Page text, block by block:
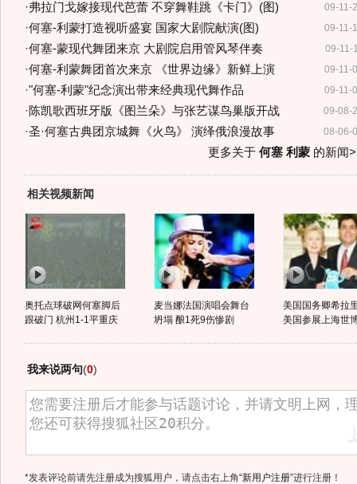
09-11-
·弗拉门戈嫁接现代芭蕾 不穿舞鞋跳《卡门》(图)
09-11-
·何塞-利蒙打造视听盛宴 国家大剧院献演(图)
09-11-
·何塞-蒙现代舞团来京 大剧院启用管风琴伴奏
09-11-
·何塞-利蒙舞团首次来京 《世界边缘》新鲜上演
09-11-
·"何塞-利蒙"纪念演出带来经典现代舞作品
09-08-
·陈凯歌西班牙版《图兰朵》与张艺谋鸟巢版开战
08-06-
·圣·何塞古典团京城舞《火鸟》 演绎俄浪漫故事
更多关于 何塞 利蒙的新闻
相关视频新闻
奥托点球破网何塞脚后
跟破门 杭州1-1平重庆
麦当娜法国演唱会舞台
坍塌 酿1死9伤惨剧
美国国务卿希拉
美国参展上海世
我来说两句(0)
*发表评论前请先注册成为搜狐用户，请点击右上角“新用户注册”进行注册！